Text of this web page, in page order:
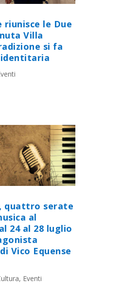
riunisce le Due
Villa
si fa
quattro serate
al
24 al 28 luglio
Vico Equense
, Eventi